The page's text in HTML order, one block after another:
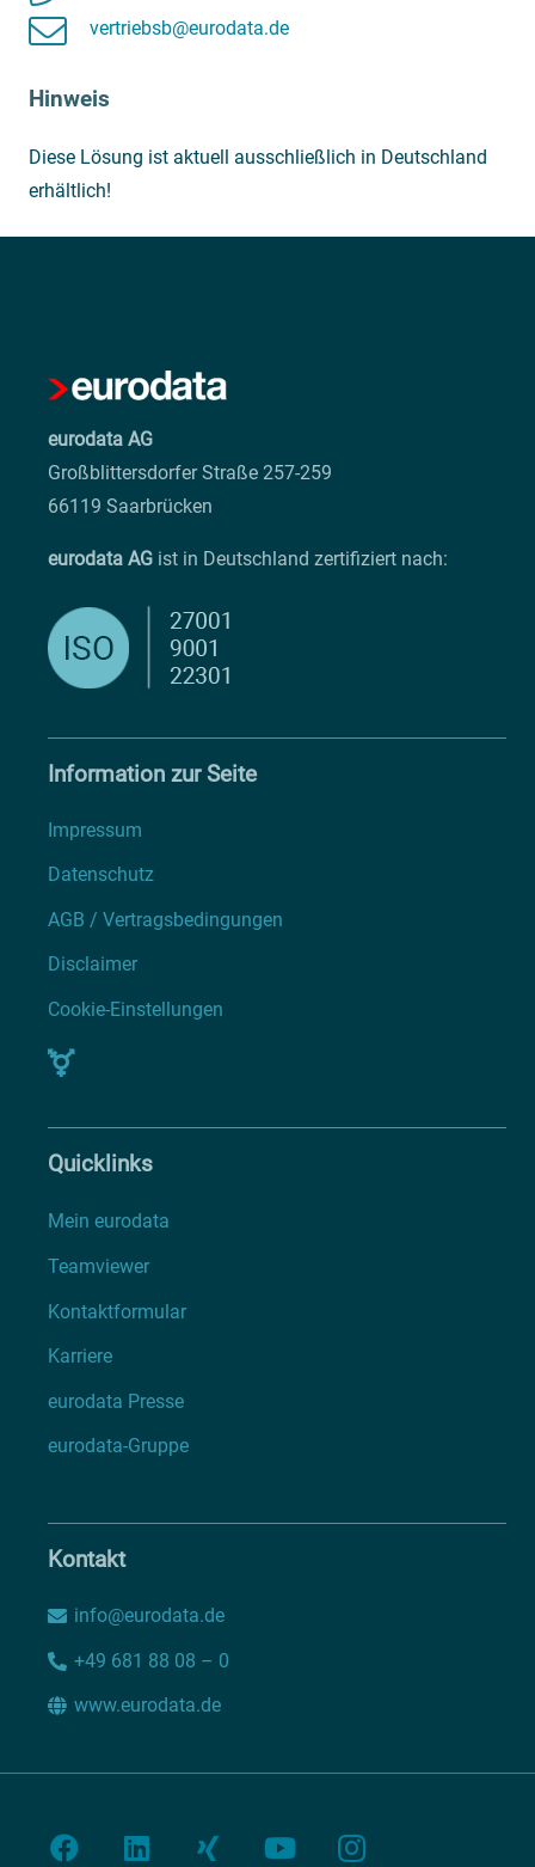
vertriebsb@eurodata.de
Hinweis
Diese Lösung ist aktuell ausschließlich in Deutschland
erhältlich!
eurodata AG
Großblittersdorfer Straße 257-259
66119 Saarbrücken
eurodata AG ist in Deutschland zertifiziert nach:
Information zur Seite
Impressum
Datenschutz
AGB / Vertragsbedingungen
Disclaimer
Cookie-Einstellungen
Quicklinks
Mein eurodata
Teamviewer
Kontaktformular
Karriere
eurodata Presse
eurodata-Gruppe
Kontakt
info@eurodata.de
+49 681 88 08 – 0
www.eurodata.de